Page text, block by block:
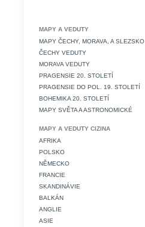
MAPY A VEDUTY
MAPY ČECHY, MORAVA, A SLEZSKO
ČECHY VEDUTY
MORAVA VEDUTY
PRAGENSIE 20. STOLETÍ
PRAGENSIE DO POL. 19. STOLETÍ
BOHEMIKA 20. STOLETÍ
MAPY SVĚTA A ASTRONOMICKÉ
MAPY A VEDUTY CIZINA
AFRIKA
POLSKO
NĚMECKO
FRANCIE
SKANDINÁVIE
BALKÁN
ANGLIE
ASIE